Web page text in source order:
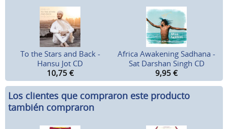
To the Stars and Back -
Hansu Jot CD
10,75 €
Africa Awakening Sadhana -
Sat Darshan Singh CD
9,95 €
Los clientes que compraron este producto
también compraron